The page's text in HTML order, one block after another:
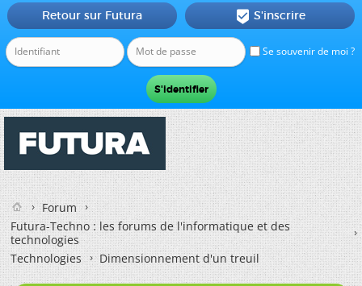
Se souvenir de moi ?
Retour sur Futura  S'inscrire
Forum
Futura-Techno : les forums de l'informatique et des
technologies
Technologies
Dimensionnement d'un treuil